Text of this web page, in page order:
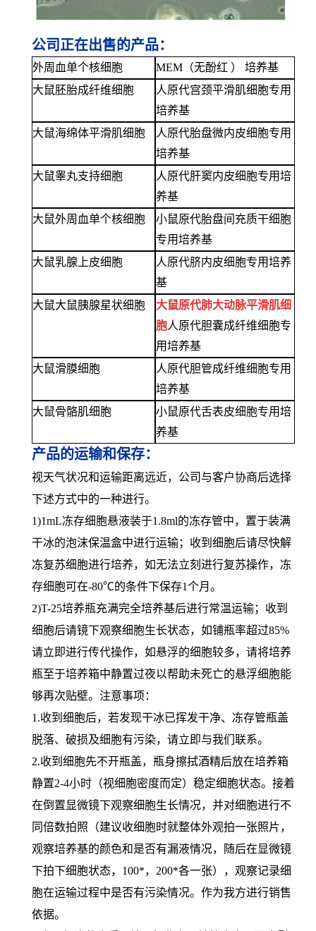
公司正在出售的产品：
外周血单个核细胞
MEM（无酚红 ） 培养基
大鼠胚胎成纤维细胞
人原代宫颈平滑肌细胞专用
培养基
大鼠海绵体平滑肌细胞
人原代胎盘微内皮细胞专用
培养基
大鼠睾丸支持细胞
人原代肝窦内皮细胞专用培
养基
大鼠外周血单个核细胞
小鼠原代胎盘间充质干细胞
专用培养基
大鼠乳腺上皮细胞
人原代脐内皮细胞专用培养
基
大鼠大鼠胰腺星状细胞
大鼠原代肺大动脉平滑肌细
胞人原代胆囊成纤维细胞专
用培养基
大鼠滑膜细胞
人原代胆管成纤维细胞专用
培养基
大鼠骨骼肌细胞
小鼠原代舌表皮细胞专用培
养基
产品的运输和保存：
视天气状况和运输距离远近，公司与客户协商后选择
下述方式中的一种进行。
1)1mL冻存细胞悬液装于1.8ml的冻存管中，置于装满
干冰的泡沫保温盒中进行运输；收到细胞后请尽快解
冻复苏细胞进行培养，如无法立刻进行复苏操作，冻
存细胞可在-80℃的条件下保存1个月。
2)T-25培养瓶充满完全培养基后进行常温运输；收到
细胞后请镜下观察细胞生长状态，如铺瓶率超过85%
请立即进行传代操作，如悬浮的细胞较多，请将培养
瓶至于培养箱中静置过夜以帮助未死亡的悬浮细胞能
够再次贴壁。注意事项：
1.收到细胞后，若发现干冰已挥发干净、冻存管瓶盖
脱落、破损及细胞有污染，请立即与我们联系。
2.收到细胞先不开瓶盖，瓶身擦拭酒精后放在培养箱
静置2-4小时（视细胞密度而定）稳定细胞状态。接着
在倒置显微镜下观察细胞生长情况，并对细胞进行不
同倍数拍照（建议收细胞时就整体外观拍一张照片，
观察培养基的颜色和是否有漏液情况，随后在显微镜
下拍下细胞状态，100*，200*各一张），观察记录细
胞在运输过程中是否有污染情况。作为我方进行销售
依据。